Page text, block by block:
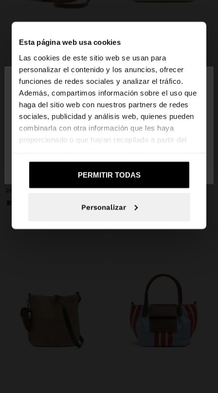
Esta página web usa cookies
Las cookies de este sitio web se usan para
personalizar el contenido y los anuncios, ofrecer
funciones de redes sociales y analizar el tráfico.
Además, compartimos información sobre el uso que
haga del sitio web con nuestros partners de redes
sociales, publicidad y análisis web, quienes pueden
combinarla con otra información que les haya
proporcionado o que hayan recopilado a partir del
PERMITIR TODAS
Personalizar
hola
Estás accediendo a la web de España. ¿Quieres ir a
la web de United States?
BOLSO BANDOLERA EFECTO RAFIA CON SOLAPA
25,99 €
15,99 € 38%
35,99 € 17,99 € 50%